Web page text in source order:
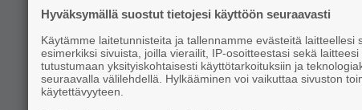
Hyväksymällä suostut tietojesi käyttöön seuraavasti
Käytämme laitetunnisteita ja tallennamme evästeitä laitteellesi
esimerkiksi sivuista, joilla vierailit, IP-osoitteestasi sekä
tutustumaan yksityiskohtaisesti käyttötarkoituksiin ja
seuraavalla välilehdellä. Hylkääminen voi vaikuttaa sivuston
käytettävyyteen.